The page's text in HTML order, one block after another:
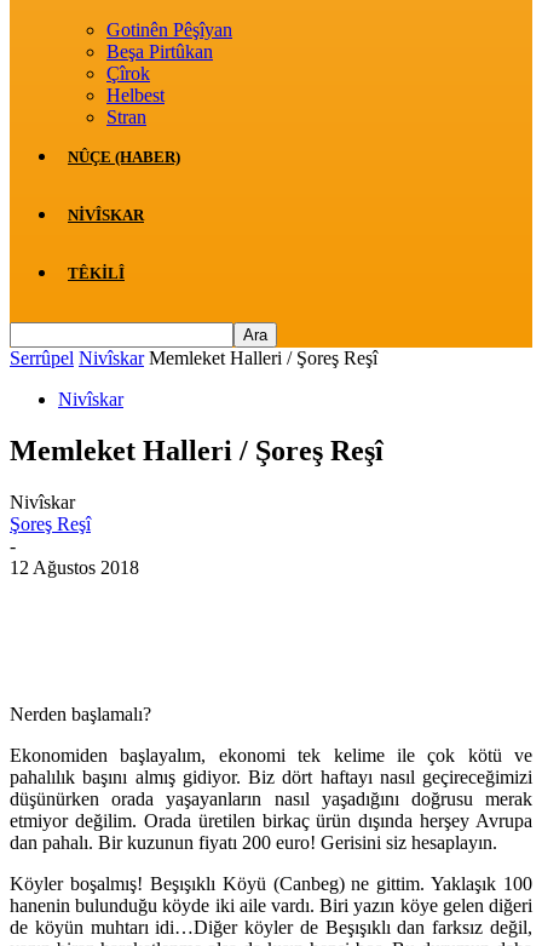
Gotinên Pêşîyan
Beşa Pirtûkan
Çîrok
Helbest
Stran
NÛÇE (HABER)
NIVÎSKAR
TÊKILÎ
Serrûpel Nivîskar Memleket Halleri / Şoreş Reşî
Nivîskar
Memleket Halleri / Şoreş Reşî
Nivîskar
Şoreş Reşî
-
12 Ağustos 2018
Nerden başlamalı?
Ekonomiden başlayalım, ekonomi tek kelime ile çok kötü ve
pahalılık başını almış gidiyor. Biz dört haftayı nasıl geçireceğimizi
düşünürken orada yaşayanların nasıl yaşadığını doğrusu merak
etmiyor değilim. Orada üretilen birkaç ürün dışında herşey Avrupa
dan pahalı. Bir kuzunun fiyatı 200 euro! Gerisini siz hesaplayın.
Köyler boşalmış! Beşışıklı Köyü (Canbeg) ne gittim. Yaklaşık 100
hanenin bulunduğu köyde iki aile vardı. Biri yazın köye gelen diğeri
de köyün muhtarı idi…Diğer köyler de Beşışıklı dan farksız değil,